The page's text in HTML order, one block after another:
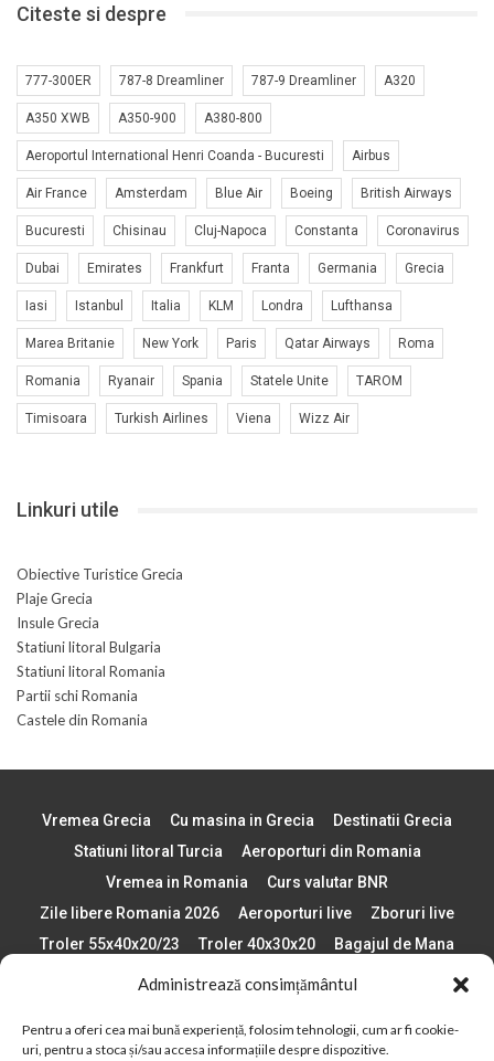
Administrează consimțământul
Pentru a oferi cea mai bună experiență, folosim tehnologii, cum ar fi cookie-
uri, pentru a stoca și/sau accesa informațiile despre dispozitive.
Citeste si despre
777-300ER 787-8 Dreamliner 787-9 Dreamliner A320
A350 XWB A350-900 A380-800
Aeroportul International Henri Coanda - Bucuresti Airbus
Air France Amsterdam Blue Air Boeing British Airways
Bucuresti Chisinau Cluj-Napoca Constanta Coronavirus
Dubai Emirates Frankfurt Franta Germania Grecia
Iasi Istanbul Italia KLM Londra Lufthansa
Marea Britanie New York Paris Qatar Airways Roma
Romania Ryanair Spania Statele Unite TAROM
Timisoara Turkish Airlines Viena Wizz Air
Linkuri utile
Obiective Turistice Grecia
Plaje Grecia
Insule Grecia
Statiuni litoral Bulgaria
Statiuni litoral Romania
Partii schi Romania
Castele din Romania
Vremea Grecia Cu masina in Grecia
Destinatii Grecia
Statiuni litoral Turcia
Aeroporturi din Romania
Vremea in Romania
Curs valutar BNR
Zile libere Romania 2026
Aeroporturi live
Zboruri live
Troler 55x40x20/23
Troler 40x30x20
Bagajul de Mana
Paste 2026
Cele mai bune telefoane
Plaje din Europa
Concerte Romania 2025